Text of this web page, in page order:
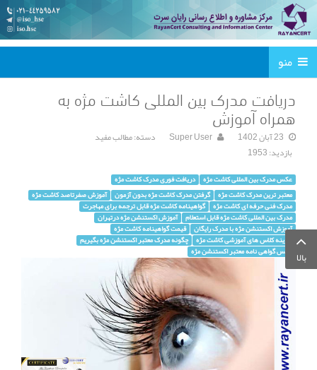
منو
دریافت مدرک بین المللی کاشت مژه به
همراه آموزش
23 آبان 1402 Super User دسته:مطالب مفید
بازدید: 1953
عکس مدرک بین المللی کاشت مژه دریافت فوری مدرک کاشت مژه
عکس گواهی نامه معتبر اکستنشن مژه
چگونه مدرک معتبر اکستنشن مژه بگیریم هزینه کلاس های آموزشی کاشت مژه
قیمت گواهینامه کاشت مژه آموزش اکستنشن مژه با مدرک رایگان
آموزش اکستنشن مژه درتهران مدرک بین المللی کاشت مژه قابل استعلام
گواهینامه کاشت مژه قابل ترجمه برای مهاجرت مدرک فنی حرفه ای کاشت مژه
آموزش صفرتاصد کاشت مژه گرفتن مدرک کاشت مژه بدون آزمون معتبر ترین مدرک کاشت مژه
بالا